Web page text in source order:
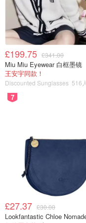
这个时候，我们就可
ChatGPT 如何使
大家进入到页面之后
试用法语或者英语跟
Mémoire ?/如何写论文
£199.75 £341.00
Miu Miu Eyewear 白框墨镜
王安宇同款！
Discounted Sunglasses 516
7
£27.37 £30.00